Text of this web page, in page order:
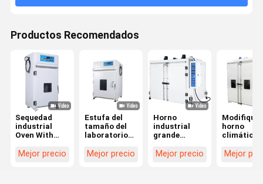
Productos Recomendados
Sequedad
industrial
Oven With
±0.3
Mejor precio
Estufa del
tamaño del
laboratorio
circulación
Mejor precio
Horno
industrial
grande
OEM del ODM
Mejor precio
Modifique
horno
climático
constante
Mejor